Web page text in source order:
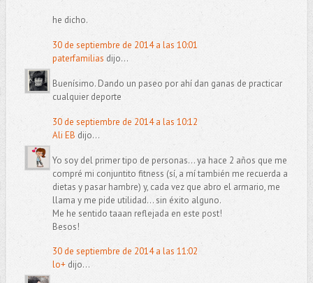
he dicho.
30 de septiembre de 2014 a las 10:01
paterfamilias dijo...
Buenísimo. Dando un paseo por ahí dan ganas de practicar
cualquier deporte
30 de septiembre de 2014 a las 10:12
Ali EB dijo...
Yo soy del primer tipo de personas... ya hace 2 años que me
compré mi conjuntito fitness (sí, a mí también me recuerda a
dietas y pasar hambre) y, cada vez que abro el armario, me
llama y me pide utilidad... sin éxito alguno.
Me he sentido taaan reflejada en este post!
Besos!
30 de septiembre de 2014 a las 11:02
lo+dijo...